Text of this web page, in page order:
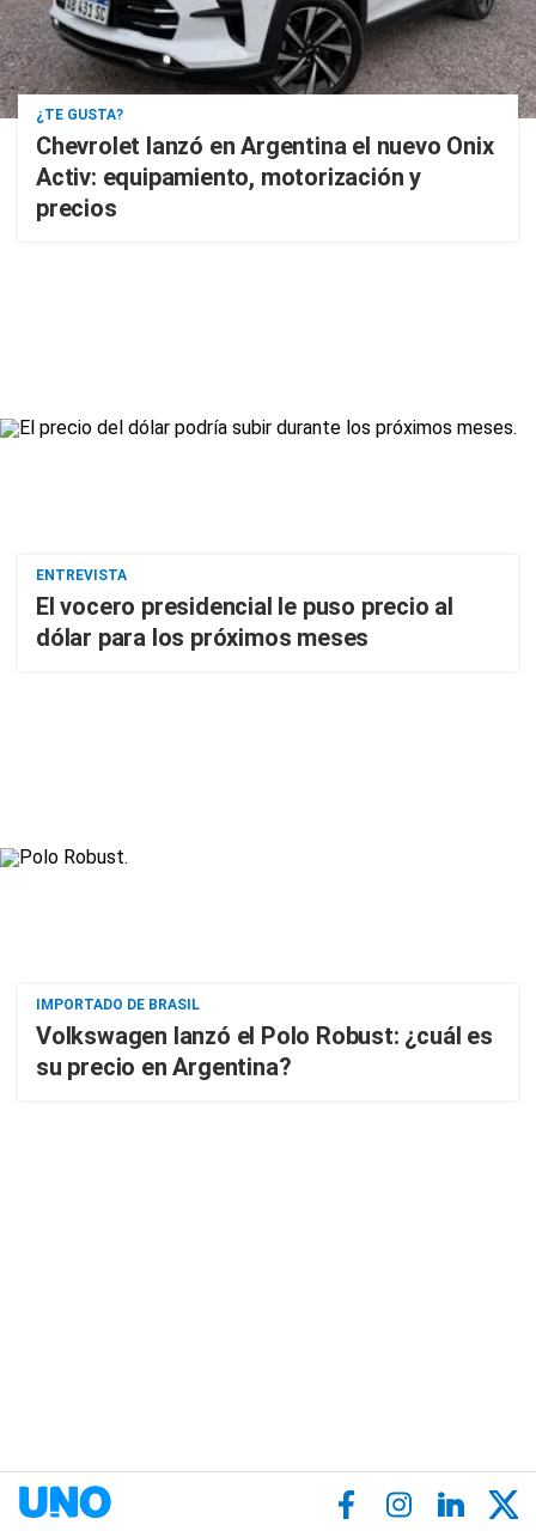
¿TE GUSTA?
Chevrolet lanzó en Argentina el nuevo Onix
Activ: equipamiento, motorización y
precios
ENTREVISTA
El vocero presidencial le puso precio al
dólar para los próximos meses
IMPORTADO DE BRASIL
Volkswagen lanzó el Polo Robust: ¿cuál es
su precio en Argentina?